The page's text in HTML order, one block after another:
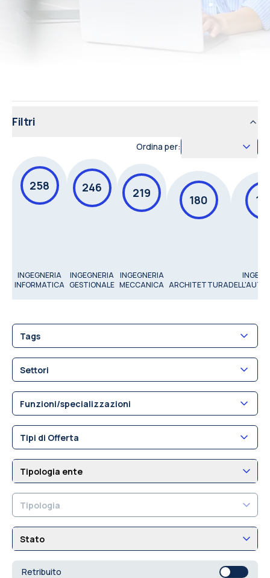
Filtri
Ordina per:
258
INGEGNERIA
INFORMATICA
246
INGEGNERIA
GESTIONALE
219
INGEGNERIA
MECCANICA
180
ARCHITETTURA
Tags
Settori
Funzioni/specializzazioni
Tipi di Offerta
Tipologia ente
Tipologia
Stato
Retribuito